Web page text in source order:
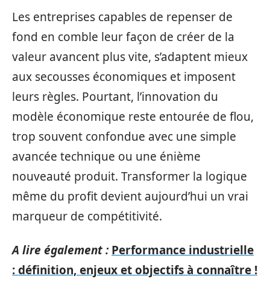
Les entreprises capables de repenser de
fond en comble leur façon de créer de la
valeur avancent plus vite, s’adaptent mieux
aux secousses économiques et imposent
leurs règles. Pourtant, l’innovation du
modèle économique reste entourée de flou,
trop souvent confondue avec une simple
avancée technique ou une énième
nouveauté produit. Transformer la logique
même du profit devient aujourd’hui un vrai
marqueur de compétitivité.
A lire également : Performance industrielle
: définition, enjeux et objectifs à connaître !